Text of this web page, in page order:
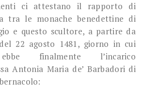
ci attestano il rapporto di
tra le monache benedettine di
e questo scultore, a partire da
22 agosto 1481, giorno in cui
finalmente l’incarico
Antonia Maria de’ Barbadori di